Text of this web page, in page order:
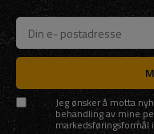
Jeg ønsker å motta
behandling av mine
markedsføringsformål